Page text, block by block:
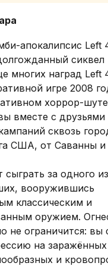
апокалипсис Left
сиквел
многих наград Left
игре 2008
хоррор-
вместе с друзьями
сквозь
США, от Саванны и
за одного
вооружившись
классическим и
оружием.
не ограничится: вы
на заражённых
и